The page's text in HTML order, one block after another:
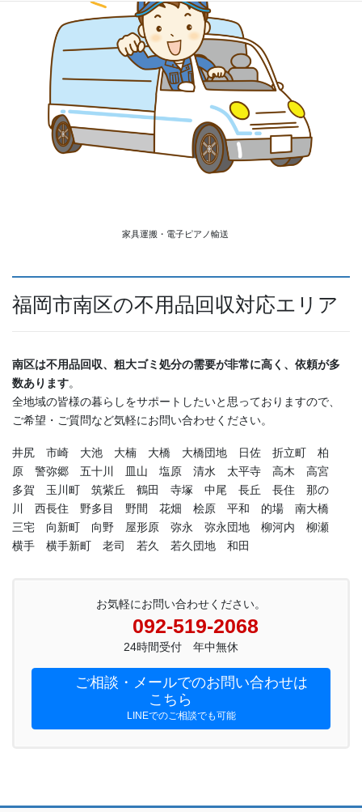
家具運搬・電子ピアノ輸送
福岡市南区の不用品回収対応エリア
南区は不用品回収、粗大ゴミ処分の需要が非常に高く、依頼が多
数あります。
全地域の皆様の暮らしをサポートしたいと思っておりますので、
ご希望・ご質問など気軽にお問い合わせください。
井尻 市崎 大池 大楠 大橋 大橋団地 日佐 折立町 柏
原 警弥郷 五十川 皿山 塩原 清水 太平寺 高木 高宮
多賀 玉川町 筑紫丘 鶴田 寺塚 中尾 長丘 長住 那の
川 西長住 野多目 野間 花畑 桧原 平和 的場 南大橋
三宅 向新町 向野 屋形原 弥永 弥永団地 柳河内 柳瀬
横手 横手新町 老司 若久 若久団地 和田
お気軽にお問い合わせください。
092-519-2068
24時間受付 年中無休
ご相談・メールでのお問い合わせは
こちら
LINEでのご相談でも可能